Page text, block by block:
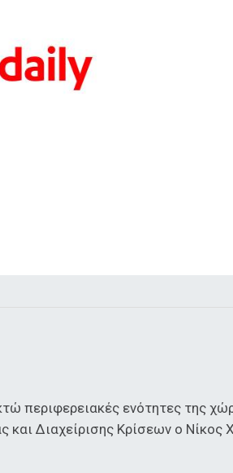
περιφερειακές ενότητες της
Διαχείρισης Κρίσεων ο Νίκος